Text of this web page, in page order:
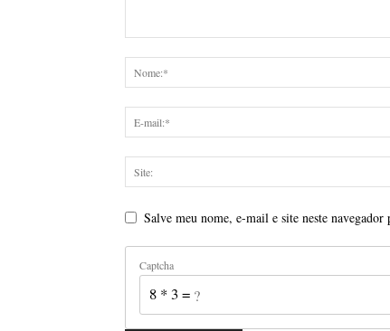
Salve meu nome, e-mail e site neste
Captcha
8 * 3 = ?